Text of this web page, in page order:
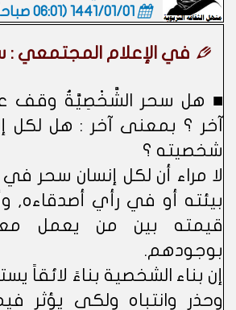
1441/01/01 (06:01 صباحاً)
في الإعلام المجتمعي :
■ هل سحر الشَّخْصِيَّةُ وقف
آخر ؟ بمعنى آخر : هل لكل
شخصيته ؟
لا مراء أن لكل إنسان سحر
بيئته أو في رأي أصدقاءه,
قيمته بين من يعمل
بوجودهم.
إن بناء الشخصية بناءً لائقاً
وحذر وانتباه ولكي يؤثر